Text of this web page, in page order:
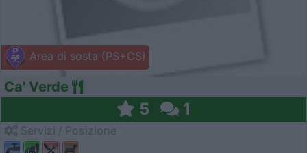
Area di sosta (PS+CS)
Ca' Verde
5 1